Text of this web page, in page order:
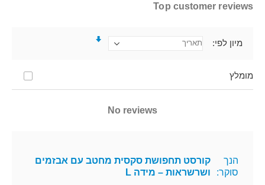
Top customer reviews
מומלץ
מיון לפי
No reviews
הנך
סוקר:
קורסט תחפושת סקסית מחטב עם אבזמים
ושרשראות – מידה L